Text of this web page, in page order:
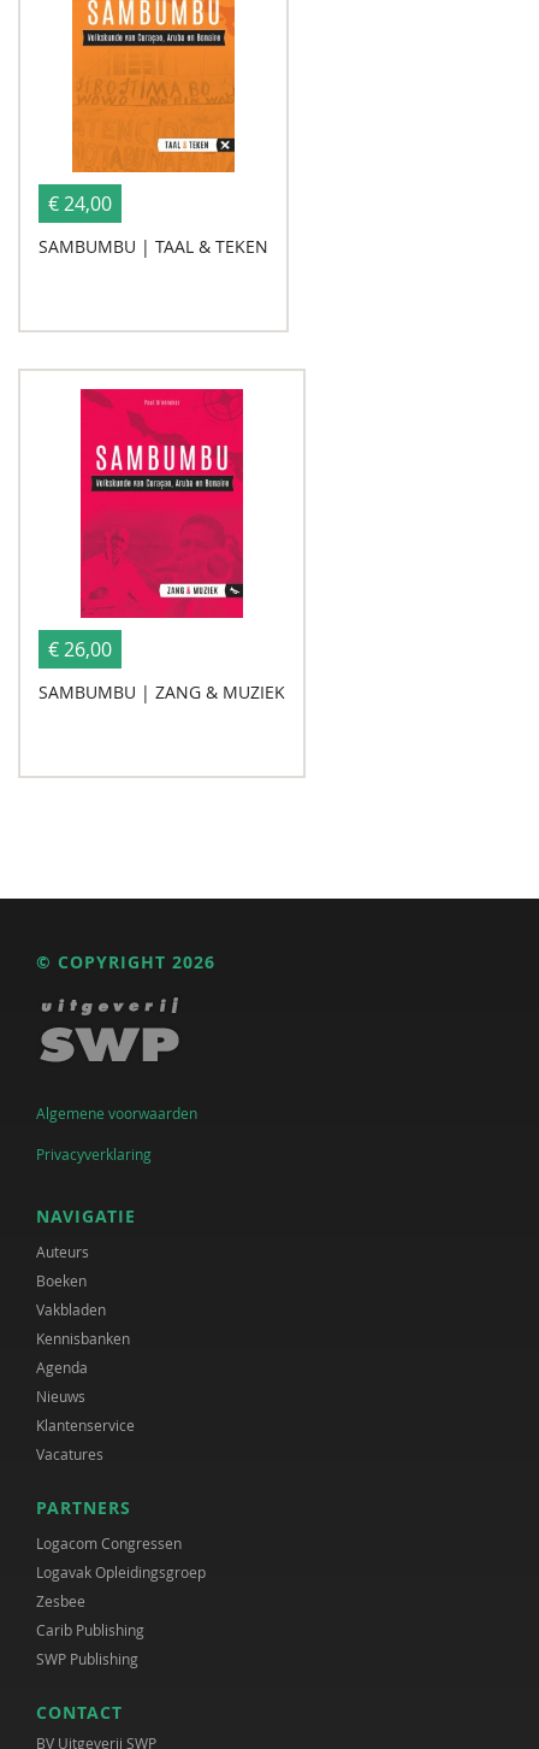
€ 24,00
SAMBUMBU | TAAL & TEKEN
€ 26,00
SAMBUMBU | ZANG & MUZIEK
© COPYRIGHT 2026
Algemene voorwaarden
Privacyverklaring
NAVIGATIE
Auteurs
Boeken
Vakbladen
Kennisbanken
Agenda
Nieuws
Klantenservice
Vacatures
PARTNERS
Logacom Congressen
Logavak Opleidingsgroep
Zesbee
Carib Publishing
SWP Publishing
CONTACT
BV Uitgeverij SWP